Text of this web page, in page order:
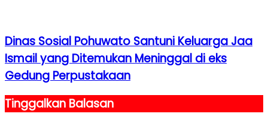
Dinas Sosial Pohuwato Santuni Keluarga Jaa
Ismail yang Ditemukan Meninggal di eks
Gedung Perpustakaan
Tinggalkan Balasan